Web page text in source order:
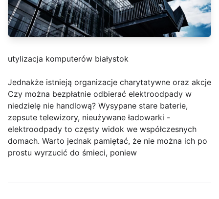
utylizacja komputerów białystok
Jednakże istnieją organizacje charytatywne oraz akcje
Czy można bezpłatnie odbierać elektroodpady w
niedzielę nie handlową? Wysypane stare baterie,
zepsute telewizory, nieużywane ładowarki -
elektroodpady to częsty widok we współczesnych
domach. Warto jednak pamiętać, że nie można ich po
prostu wyrzucić do śmieci, poniew